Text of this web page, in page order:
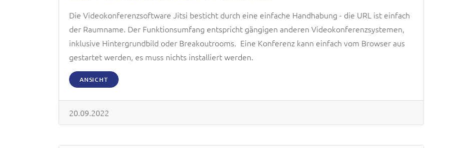
Die Videokonferenzsoftware Jitsi besticht durch eine einfache Handhabung - die URL ist einfach
der Raumname. Der Funktionsumfang entspricht gängigen anderen Videokonferenzsystemen,
inklusive Hintergrundbild oder Breakoutrooms. Eine Konferenz kann einfach vom Browser aus
gestartet werden, es muss nichts installiert werden.
ANSICHT
20.09.2022